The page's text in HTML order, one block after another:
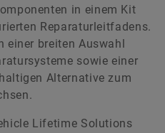
in einem Kit
Reparaturleitfadens.
breiten Auswahl
sowie einer
Alternative zum
Lifetime Solutions